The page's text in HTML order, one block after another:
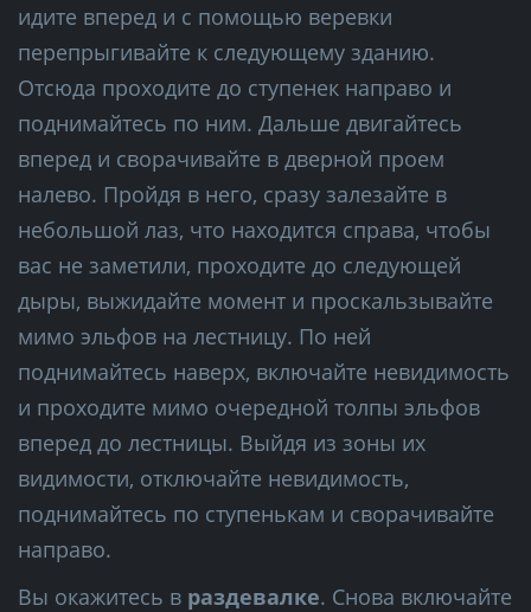
идите вперед и с помощью веревки
перепрыгивайте к следующему зданию.
Отсюда проходите до ступенек направо и
поднимайтесь по ним. Дальше двигайтесь
вперед и сворачивайте в дверной проем
налево. Пройдя в него, сразу залезайте в
небольшой лаз, что находится справа, чтобы
вас не заметили, проходите до следующей
дыры, выжидайте момент и проскальзывайте
мимо эльфов на лестницу. По ней
поднимайтесь наверх, включайте невидимость
и проходите мимо очередной толпы эльфов
вперед до лестницы. Выйдя из зоны их
видимости, отключайте невидимость,
поднимайтесь по ступенькам и сворачивайте
направо.
Вы окажитесь в раздевалке. Снова включайте